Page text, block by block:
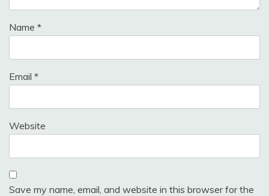
Name *
Email *
Website
Save my name, email, and website in this browser for the